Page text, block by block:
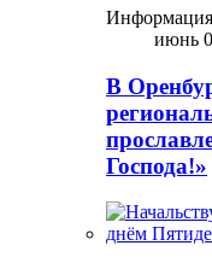
Информация
июнь
В
Господа!»